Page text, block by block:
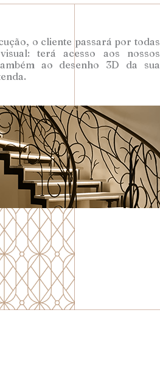
o cliente passará por todas
terá acesso aos nossos
ao desenho 3D da sua